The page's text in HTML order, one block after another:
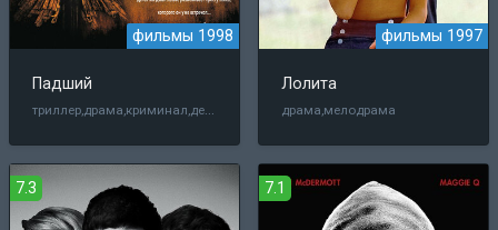
фильмы 1998
Падший
триллер,драма,криминал,детектив,боевик,фэнтези
фильмы 1997
Лолита
драма,мелодрама
7.3 7.1